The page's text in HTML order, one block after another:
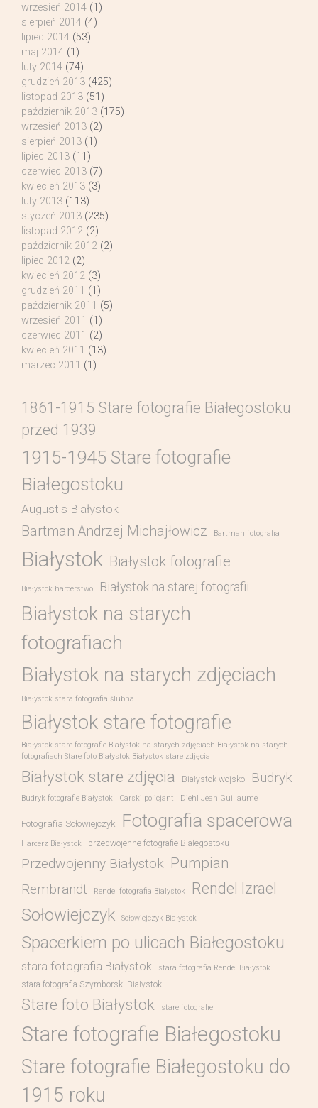
wrzesień 2014 (1)
sierpień 2014 (4)
lipiec 2014 (53)
maj 2014 (1)
luty 2014 (74)
grudzień 2013 (425)
listopad 2013 (51)
październik 2013 (175)
wrzesień 2013 (2)
sierpień 2013 (1)
lipiec 2013 (11)
czerwiec 2013 (7)
kwiecień 2013 (3)
luty 2013 (113)
styczeń 2013 (235)
listopad 2012 (2)
październik 2012 (2)
lipiec 2012 (2)
kwiecień 2012 (3)
grudzień 2011 (1)
październik 2011 (5)
wrzesień 2011 (1)
czerwiec 2011 (2)
kwiecień 2011 (13)
marzec 2011 (1)
1861-1915 Stare fotografie Białegostoku
przed 1939
1915-1945 Stare fotografie
Białegostoku
Augustis Białystok
Bartman Andrzej Michajłowicz Bartman fotografia
Białystok Białystok fotografie
Białystok harcerstwo Białystok na starej fotografii
Białystok na starych
fotografiach
Białystok na starych zdjęciach
Białystok stara fotografia ślubna
Białystok stare fotografie
Białystok stare fotografie Białystok na starych zdjęciach Białystok na starych
fotografiach Stare foto Białystok Białystok stare zdjęcia
Białystok stare zdjęcia Białystok wojsko Budryk
Budryk fotografie Białystok Carski policjant Diehl Jean Guillaume
Fotografia Sołowiejczyk Fotografia spacerowa
Harcerz Białystok przedwojenne fotografie Białegostoku
Przedwojenny Białystok Pumpian
Rembrandt Rendel fotografia Bialystok Rendel Izrael
Sołowiejczyk Sołowiejczyk Białystok
Spacerkiem po ulicach Białegostoku
stara fotografia Białystok stara fotografia Rendel Białystok
stara fotografia Szymborski Białystok
Stare foto Białystok stare fotografie
Stare fotografie Białegostoku
Stare fotografie Białegostoku do
1915 roku